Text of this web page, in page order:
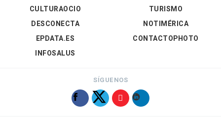
CULTURAOCIO
DESCONECTA
EPDATA.ES
INFOSALUS
TURISMO
NOTIMÉRICA
CONTACTOPHOTO
SÍGUENOS